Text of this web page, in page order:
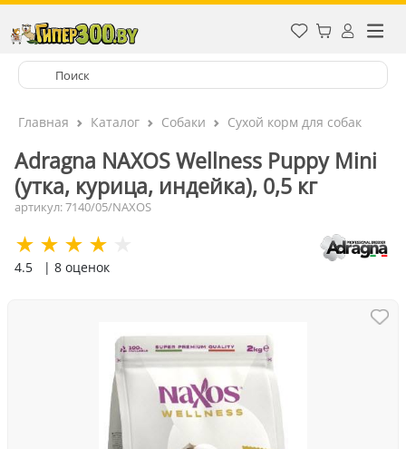
Главная Каталог Собаки Сухой корм для собак
Adragna NAXOS Wellness Puppy Mini
(утка, курица, индейка), 0,5 кг
артикул: 7140/05/NAXOS
4.5 | 8 оценок